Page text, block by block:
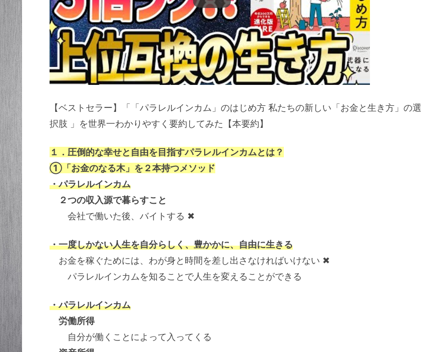
【ベストセラー】「「パラレルインカム」のはじめ方 私たちの新しい「お金と生き方」の選
択肢 」を世界一わかりやすく要約してみた【本要約】
１．圧倒的な幸せと自由を目指すパラレルインカムとは？
①「お金のなる木」を２本持つメソッド
・パラレルインカム
２つの収入源で暮らすこと
会社で働いた後、バイトする ✖
・一度しかない人生を自分らしく、豊かかに、自由に生きる
お金を稼ぐためには、わが身と時間を差し出さなければいけない ✖
パラレルインカムを知ることで人生を変えることができる
・パラレルインカム
労働所得
自分が働くことによって入ってくる